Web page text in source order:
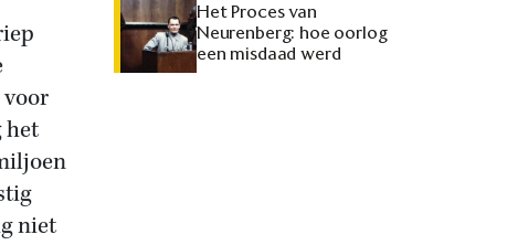
het
niet
Het Proces van
Neurenberg: hoe oorlog
een misdaad werd